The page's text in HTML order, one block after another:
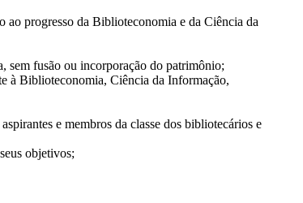
ao progresso da Biblioteconomia e da Ciência da
sem fusão ou incorporação do patrimônio;
à Biblioteconomia, Ciência da Informação,
e membros da classe dos bibliotecários e
objetivos;